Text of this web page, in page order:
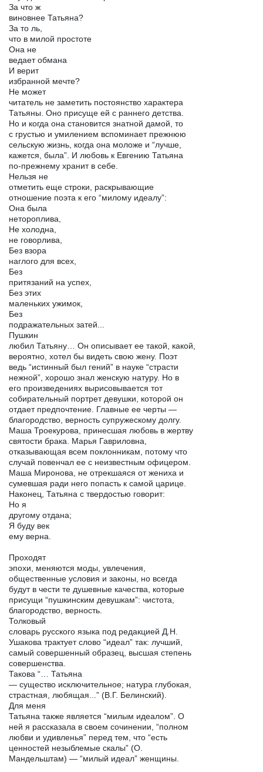
За что ж
виновнее Татьяна?
За то ль,
что в милой простоте
Она не
ведает обмана
И верит
избранной мечте?
Не может
читатель не заметить постоянство характера
Татьяны. Оно присуще ей с раннего детства.
Но и когда она становится знатной дамой, то
с грустью и умилением вспоминает прежнюю
сельскую жизнь, когда она моложе и “лучше,
кажется, была”. И любовь к Евгению Татьяна
по-прежнему хранит в себе.
Нельзя не
отметить еще строки, раскрывающие
отношение поэта к его “милому идеалу”:
Она была
нетороплива,
Не холодна,
не говорлива,
Без взора
наглого для всех,
Без
притязаний на успех,
Без этих
маленьких ужимок,
Без
подражательных затей...
Пушкин
любил Татьяну… Он описывает ее такой, какой,
вероятно, хотел бы видеть свою жену. Поэт
ведь “истинный был гений” в науке “страсти
нежной”, хорошо знал женскую натуру. Но в
его произведениях вырисовывается тот
собирательный портрет девушки, которой он
отдает предпочтение. Главные ее черты —
благородство, верность супружескому долгу.
Маша Троекурова, принесшая любовь в жертву
святости брака. Марья Гавриловна,
отказывающая всем поклонникам, потому что
случай повенчал ее с неизвестным офицером.
Маша Миронова, не отрекшаяся от жениха и
сумевшая ради него попасть к самой царице.
Наконец, Татьяна с твердостью говорит:
Но я
другому отдана;
Я буду век
ему верна.
Проходят
эпохи, меняются моды, увлечения,
общественные условия и законы, но всегда
будут в чести те душевные качества, которые
присущи “пушкинским девушкам”: чистота,
благородство, верность.
Толковый
словарь русского языка под редакцией Д.Н.
Ушакова трактует слово “идеал” так: лучший,
самый совершенный образец, высшая степень
совершенства.
Такова “… Татьяна
— существо исключительное; натура глубокая,
страстная, любящая...” (В.Г. Белинский).
Для меня
Татьяна также является “милым идеалом”. О
ней я рассказала в своем сочинении, “полном
любви и удивленья” перед тем, что “есть
ценностей незыблемые скалы” (О.
Мандельштам) — “милый идеал” женщины.